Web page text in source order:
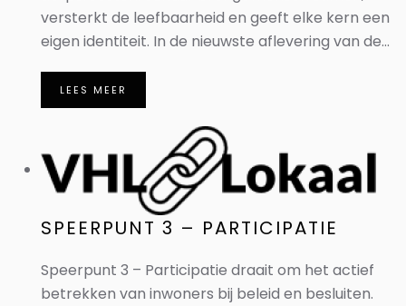
versterkt de leefbaarheid en geeft elke kern een
eigen identiteit. In de nieuwste aflevering van de...
LEES MEER
SPEERPUNT 3 – PARTICIPATIE
Speerpunt 3 – Participatie draait om het actief
betrekken van inwoners bij beleid en besluiten.